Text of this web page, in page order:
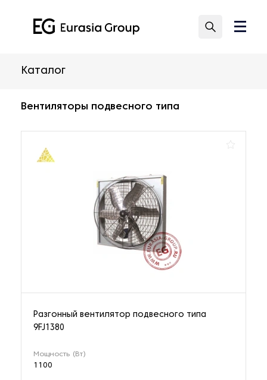
Каталог
Вентиляторы подвесного типа
Разгонный вентилятор подвесного типа
9FJ1380
Мощность (Вт)
1100